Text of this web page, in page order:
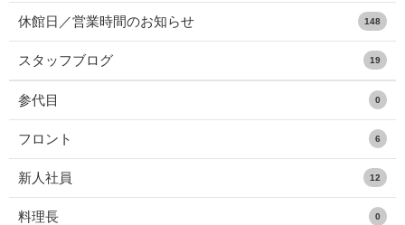
休館日／営業時間のお知らせ 148
スタッフブログ 19
参代目 0
フロント 6
新人社員 12
料理長 0